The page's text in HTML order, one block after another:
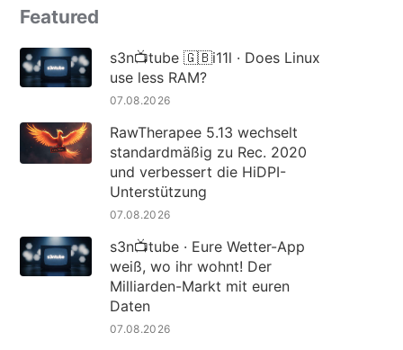
Featured
s3n📺tube 🇬🇧i11l · Does Linux
use less RAM?
07.08.2026
RawTherapee 5.13 wechselt
standardmäßig zu Rec. 2020
und verbessert die HiDPI-
Unterstützung
07.08.2026
s3n📺tube · Eure Wetter-App
weiß, wo ihr wohnt! Der
Milliarden-Markt mit euren
Daten
07.08.2026